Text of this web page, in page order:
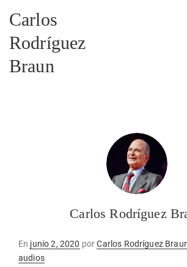
Carlos
Rodríguez
Braun
Carlos Rodríguez
En Publicado
en
junio 2, 2020 porCarlos Rodríguez
audios